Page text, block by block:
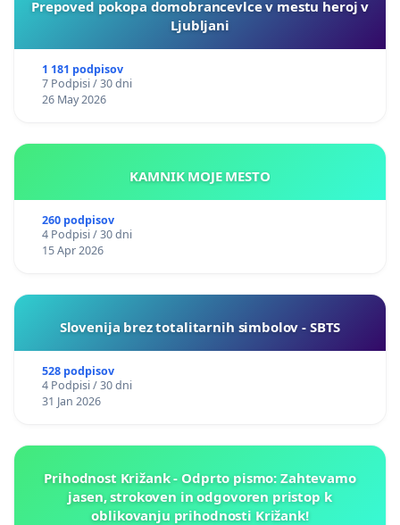
Prepoved pokopa domobrancevlce v mestu heroj v
Ljubljani
1 181 podpisov
7 Podpisi / 30 dni
26 May 2026
KAMNIK MOJE MESTO
260 podpisov
4 Podpisi / 30 dni
15 Apr 2026
Slovenija brez totalitarnih simbolov - SBTS
528 podpisov
4 Podpisi / 30 dni
31 Jan 2026
Prihodnost Križank - Odprto pismo: Zahtevamo
jasen, strokoven in odgovoren pristop k
oblikovanju prihodnosti Križank!